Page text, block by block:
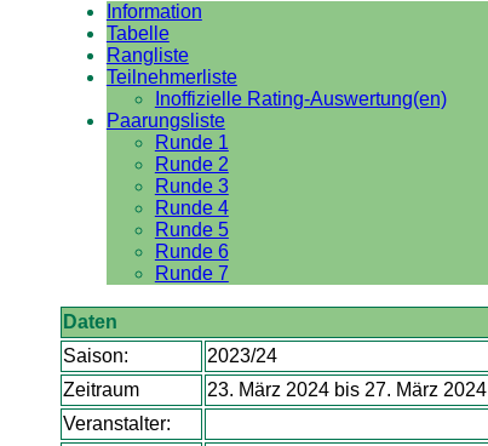
Information
Tabelle
Rangliste
Teilnehmerliste
Inoffizielle Rating-Auswertung(en)
Paarungsliste
Runde 1
Runde 2
Runde 3
Runde 4
Runde 5
Runde 6
Runde 7
Daten
Saison:
2023/24
Zeitraum
23. März 2024 bis 27. März 2024
Veranstalter: